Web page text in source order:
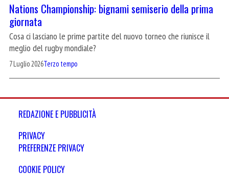
Nations Championship: bignami semiserio della prima
giornata
Cosa ci lasciano le prime partite del nuovo torneo che riunisce il
meglio del rugby mondiale?
7 Luglio 2026Terzo tempo
REDAZIONE E PUBBLICITÀ
PRIVACY
PREFERENZE PRIVACY
COOKIE POLICY